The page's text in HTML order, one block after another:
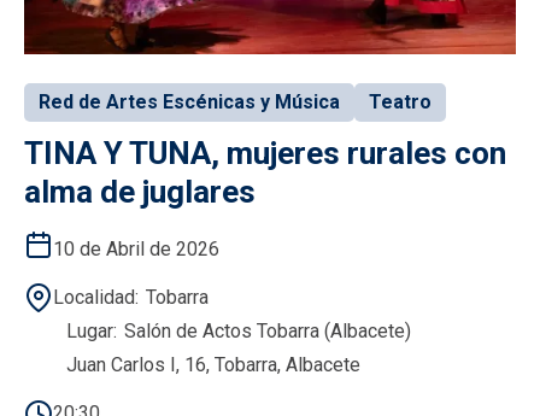
Red de Artes Escénicas y Música Teatro
TINA Y TUNA, mujeres rurales con
alma de juglares
10 de Abril de 2026
Localidad Tobarra
Lugar Salón de Actos Tobarra (Albacete)
Juan Carlos I, 16, Tobarra, Albacete